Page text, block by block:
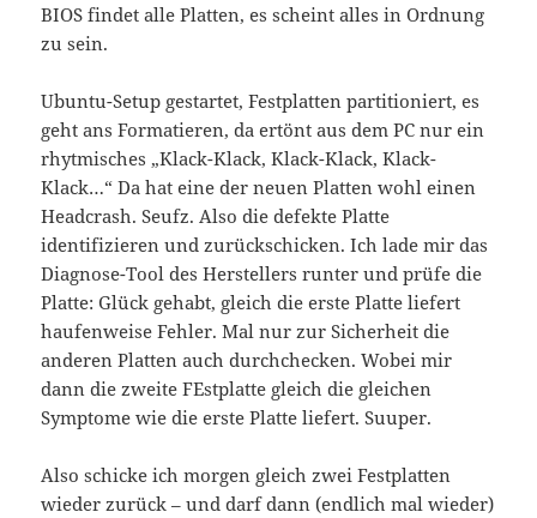
BIOS findet alle Platten, es scheint alles in Ordnung
zu sein.
Ubuntu-Setup gestartet, Festplatten partitioniert, es
geht ans Formatieren, da ertönt aus dem PC nur ein
rhytmisches „Klack-Klack, Klack-Klack, Klack-
Klack…“ Da hat eine der neuen Platten wohl einen
Headcrash. Seufz. Also die defekte Platte
identifizieren und zurückschicken. Ich lade mir das
Diagnose-Tool des Herstellers runter und prüfe die
Platte: Glück gehabt, gleich die erste Platte liefert
haufenweise Fehler. Mal nur zur Sicherheit die
anderen Platten auch durchchecken. Wobei mir
dann die zweite FEstplatte gleich die gleichen
Symptome wie die erste Platte liefert. Suuper.
Also schicke ich morgen gleich zwei Festplatten
wieder zurück – und darf dann (endlich mal wieder)